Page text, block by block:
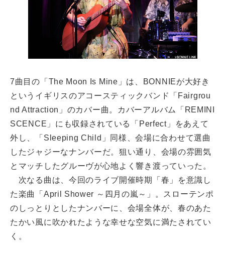
7曲目の「The Moon Is Mine」は、BONNIEが大好き
というイギリスのアコースティックバンド「Fairgrou
nd Attraction」のカバー曲。カバーアルバム「REMINI
SCENCE」にも収録されている「Perfect」をあえて
外し、「Sleeping Child」同様、会場に合わせて選曲
したジャジーなナンバーだ。狙い通り、会場の雰囲気
とマッチしたグルーヴが心地よく響き渡っていった。
次なる曲は、今回のライブ開催時期「春」を意識し
た楽曲「April Shower ～四月の嵐～」。スローテンポ
のしっとりとしたナンバーに、会場全体が、春のあた
たかい風に吹かれたような幸せな空気に満たされてい
く。